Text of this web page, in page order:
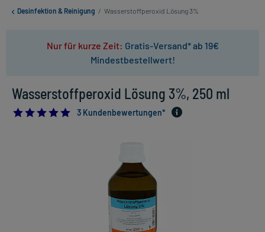
Desinfektion & Reinigung / Wasserstoffperoxid Lösung 3%
Nur für kurze Zeit: Gratis-Versand* ab 19€
Mindestbestellwert!
Wasserstoffperoxid Lösung 3%, 250 ml
5.0
3 Kundenbewertungen*